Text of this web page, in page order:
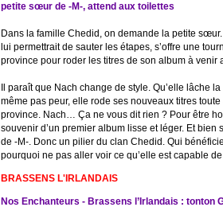
petite sœur de -M-, attend aux toilettes
Dans la famille Chedid, on demande la petite
lui permettrait de sauter les étapes, s’offre une
province pour roder les titres de son album à venir
Il paraît que Nach change de style. Qu’elle lâche
même pas peur, elle rode ses nouveaux titres
province. Nach… Ça ne vous dit rien ? Pour être
souvenir d’un premier album lisse et léger. Et
de -M-. Donc un pilier du clan Chedid. Qui
pourquoi ne pas aller voir ce qu’elle est capable
BRASSENS L'IRLANDAIS
Nos Enchanteurs - Brassens l’Irlandais : tonton